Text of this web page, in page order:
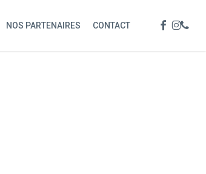
NOS PARTENAIRES CONTACT FACEBOOK